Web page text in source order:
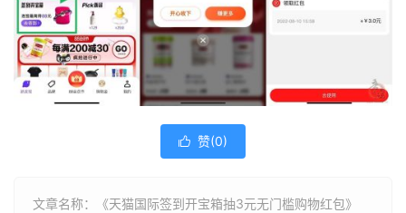
 赞(0)
文章名称：《天猫国际签到开宝箱抽3元无门槛购物红包》